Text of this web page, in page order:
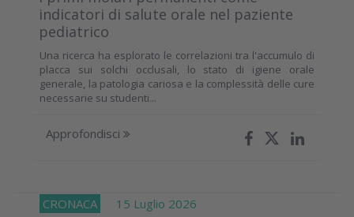
indicatori di salute orale nel paziente
pediatrico
Una ricerca ha esplorato le correlazioni tra l'accumulo di
placca sui solchi occlusali, lo stato di igiene orale
generale, la patologia cariosa e la complessità delle cure
necessarie su studenti...
Approfondisci
CRONACA 15 Luglio 2026